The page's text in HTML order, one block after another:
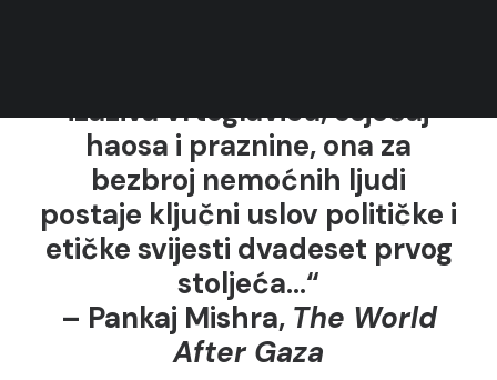
izaziva vrtoglavicu, osjećaj
haosa i praznine, ona za
bezbroj nemoćnih ljudi
postaje ključni uslov političke i
etičke svijesti dvadeset prvog
stoljeća…“
– Pankaj Mishra, The World
After Gaza